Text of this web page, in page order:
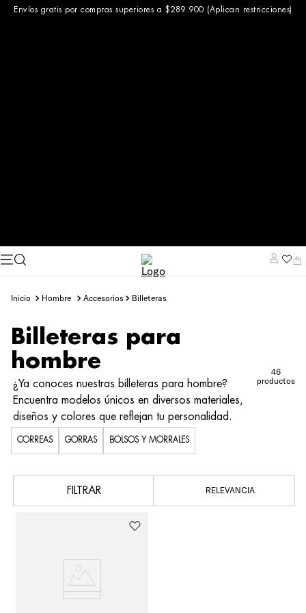
Envíos gratis por compras superiores a $289.900 (Aplican restricciones)
hombre accesorios billeteras
Billeteras para
hombre
¿Ya conoces nuestras billeteras para hombre?
Encuentra modelos únicos en diversos materiales,
diseños y colores que reflejan tu personalidad.
46
productos
CORREAS GORRAS BOLSOS Y MORRALES
FILTRAR RELEVANCIA